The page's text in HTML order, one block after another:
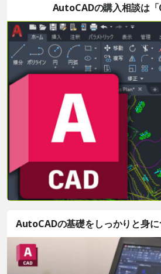
AutoCADの購入相談は
AutoCADの基礎をしっかりと身